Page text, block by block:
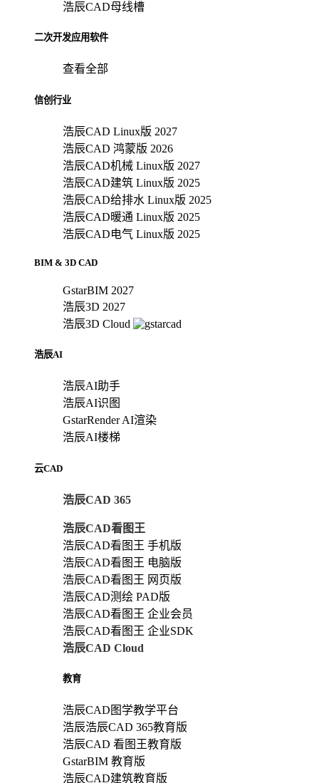
浩辰CAD母线槽
二次开发应用软件
查看全部
信创行业
浩辰CAD Linux版 2027
浩辰CAD 鸿蒙版 2026
浩辰CAD机械 Linux版 2027
浩辰CAD建筑 Linux版 2025
浩辰CAD给排水 Linux版 2025
浩辰CAD暖通 Linux版 2025
浩辰CAD电气 Linux版 2025
BIM & 3D CAD
GstarBIM 2027
浩辰3D 2027
浩辰3D Cloud
浩辰AI
浩辰AI助手
浩辰AI识图
GstarRender AI渲染
浩辰AI楼梯
云CAD
浩辰CAD 365
浩辰CAD看图王
浩辰CAD看图王 手机版
浩辰CAD看图王 电脑版
浩辰CAD看图王 网页版
浩辰CAD测绘 PAD版
浩辰CAD看图王 企业会员
浩辰CAD看图王 企业SDK
浩辰CAD Cloud
教育
浩辰CAD图学教学平台
浩辰浩辰CAD 365教育版
浩辰CAD 看图王教育版
GstarBIM 教育版
浩辰CAD建筑教育版